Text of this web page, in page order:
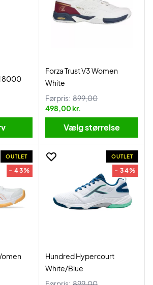
8000
Forza Trust V3 Women
White
Førpris: 899,00
498,00 kr.
Vælg størrelse
OUTLET
- 43%
OUTLET
- 34%
Hundred Hypercourt
White/Blue